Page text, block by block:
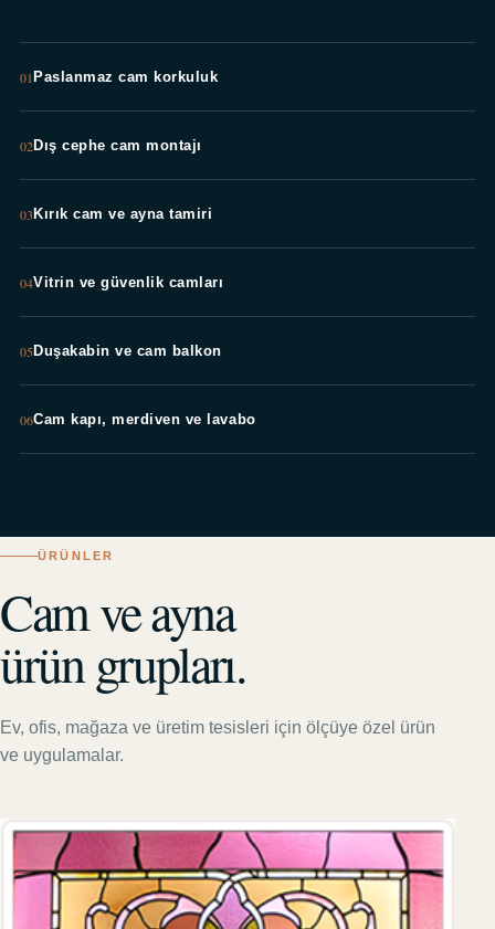
01Paslanmaz cam korkuluk
02Dış cephe cam montajı
03Kırık cam ve ayna tamiri
04Vitrin ve güvenlik camları
05Duşakabin ve cam balkon
06Cam kapı, merdiven ve lavabo
ÜRÜNLER
Cam ve ayna
ürün grupları.
Ev, ofis, mağaza ve üretim tesisleri için ölçüye özel ürün
ve uygulamalar.